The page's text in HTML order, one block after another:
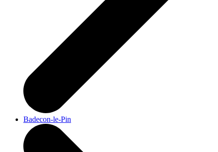
Badecon-le-Pin